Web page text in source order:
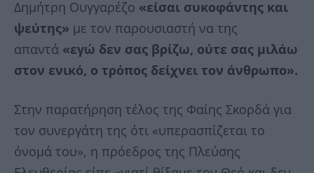
Δημήτρη Ουγγαρέζο «είσαι συκοφάντης και
ψεύτης» με τον παρουσιαστή να της
απαντά «εγώ δεν σας βρίζω, ούτε σας μιλάω
στον ενικό, ο τρόπος δείχνει τον άνθρωπο».
Στην παρατήρηση τέλος της Φαίης Σκορδά για
τον συνεργάτη της ότι «υπερασπίζεται το
όνομά του», η πρόεδρος της Πλεύσης